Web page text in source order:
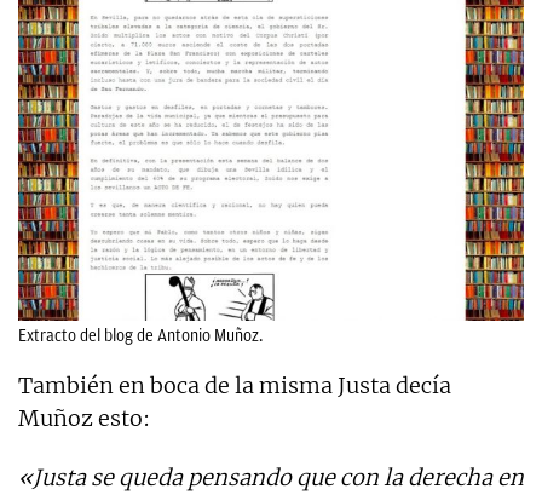
Extracto del blog de Antonio Muñoz.
También en boca de la misma Justa decía
Muñoz esto:
«Justa se queda pensando que con la derecha en